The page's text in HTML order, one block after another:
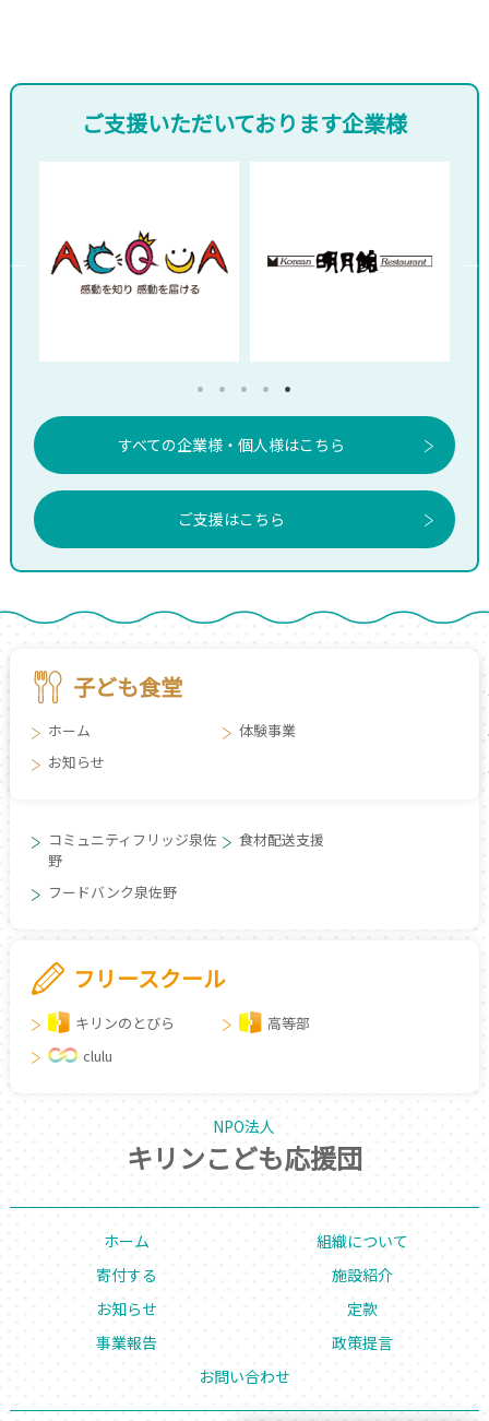
ご支援いただいております企業様
すべての企業様・個人様はこちら
ご支援はこちら
子ども食堂
ホーム
体験事業
お知らせ
コミュニティフリッジ泉佐
野
食材配送支援
フードバンク泉佐野
フリースクール
キリンのとびら
高等部
clulu
NPO法人
キリンこども応援団
ホーム
組織について
寄付する
施設紹介
お知らせ
定款
事業報告
政策提言
お問い合わせ